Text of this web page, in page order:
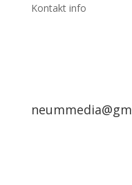
Kontakt info